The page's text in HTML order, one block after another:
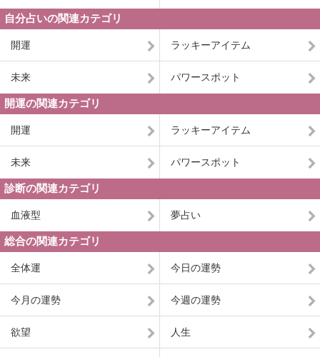
自分占いの関連カテゴリ
開運 ラッキーアイテム
未来 パワースポット
開運の関連カテゴリ
開運 ラッキーアイテム
未来 パワースポット
診断の関連カテゴリ
血液型 夢占い
総合の関連カテゴリ
全体運 今日の運勢
今月の運勢 今週の運勢
欲望 人生